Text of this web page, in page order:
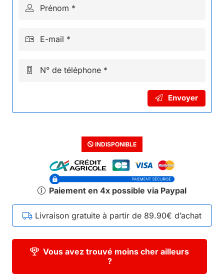
Prénom *
E-mail *
N° de téléphone *
Envoyer
INDISPONIBLE
Paiement en 4x possible via Paypal
Livraison gratuite à partir de 89.90€ d’achat
Vous avez trouvé moins cher ailleurs
?